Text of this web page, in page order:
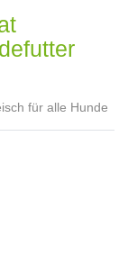
für alle Hunde